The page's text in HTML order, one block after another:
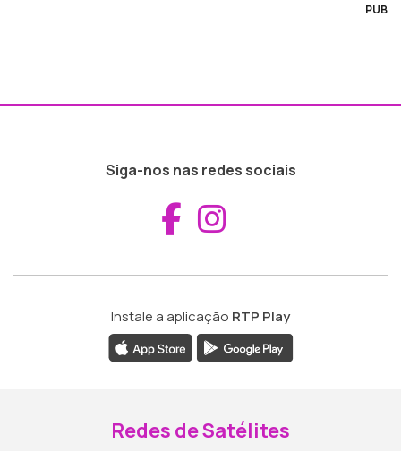
PUB
Siga-nos nas redes sociais
Aceder ao
Instale a aplicação RTP Play
Redes de Satélites